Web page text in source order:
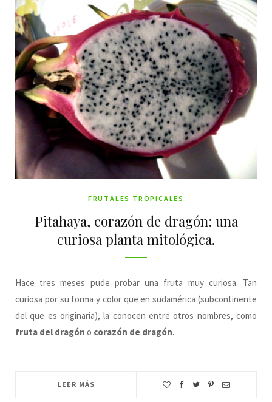
FRUTALES TROPICALES
Pitahaya, corazón de dragón: una
curiosa planta mitológica.
Hace tres meses pude probar una fruta muy curiosa. Tan
curiosa por su forma y color que en sudamérica (subcontinente
del que es originaria), la conocen entre otros nombres, como
fruta del dragón o corazón de dragón.
LEER MÁS